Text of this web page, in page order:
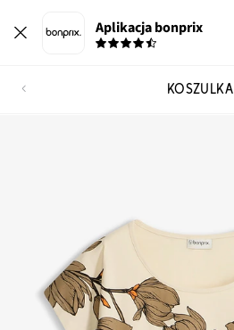
Aplikacja bonprix
KOSZULKA